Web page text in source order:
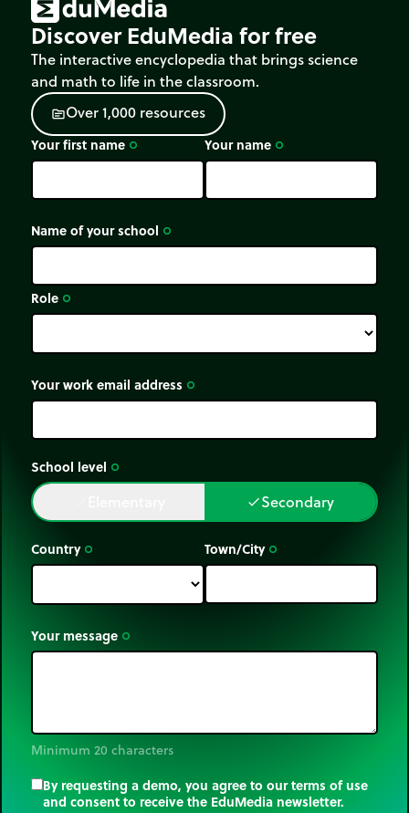
Discover EduMedia for free
The interactive encyclopedia that brings science
and math to life in the classroom.
sourceOver1,000 resources
Your first name trip_origin Your name trip_origin
Name of your school trip_origin
Role trip_origin
Your work email address trip_origin
School level trip_origin
doneSecondary
Country trip_origin Town/City trip_origin
Your message trip_origin
Minimum 20 characters
By requesting a demo, you agree to our terms of use
and consent to receive the EduMedia newsletter.